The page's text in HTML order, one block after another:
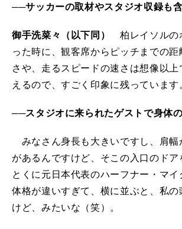
──サッカーの取材やスタジオ収録も
御手洗菜々（以下同）
柏レイソルの
った時に、観客席からピッチまでの
さや、走るスピードの速さは想像以
えるので、すごく印象に残っています
──スタジオに来られたゲストで身体
みなさん身長も大きいですし、肩幅
があるんですけど、そこの入口のド
とくに元日本代表のハーフナー・マ
体格が違いすぎて、横に並ぶと、私
けど、みたいな（笑）。